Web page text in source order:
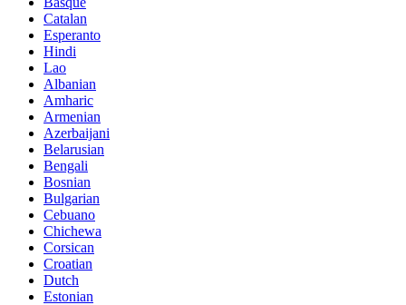
Catalan
Esperanto
Hindi
Lao
Albanian
Amharic
Armenian
Azerbaijani
Belarusian
Bengali
Bosnian
Bulgarian
Cebuano
Chichewa
Corsican
Croatian
Dutch
Estonian